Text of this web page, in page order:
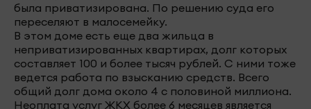
была приватизирована. По решению суда его
переселяют в малосемейку.
В этом доме есть еще два жильца в
неприватизированных квартирах, долг которых
составляет 100 и более тысяч рублей. С ними тоже
ведется работа по взысканию средств. Всего
общий долг дома около 4 с половиной миллиона.
Неоплата услуг ЖКХ более 6 месяцев является